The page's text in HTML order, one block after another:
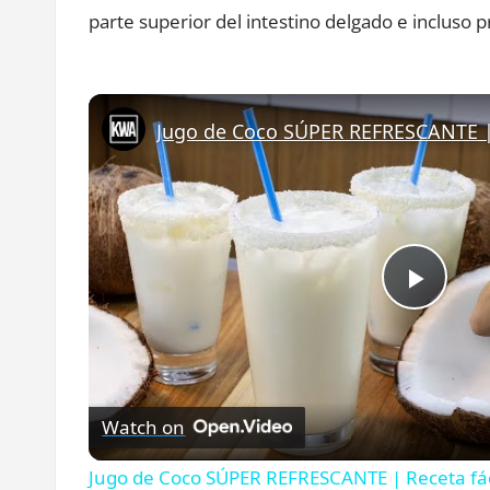
parte superior del intestino delgado e incluso
Play
Watch on
Jugo de Coco SÚPER REFRESCANTE | Receta